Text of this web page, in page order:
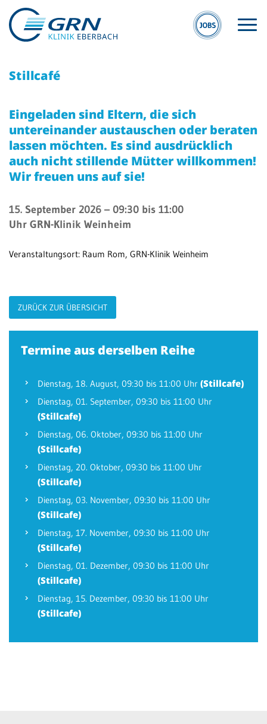
GRN
Der Verbund
Fachzentren
Medizinische
Karriere
STANDORTE
Eberbach
Schwetzingen
Sinsheim
Weinheim
Stillcafé
Eingeladen sind Eltern, die sich
untereinander austauschen oder beraten
lassen möchten. Es sind ausdrücklich
auch nicht stillende Mütter willkommen!
Wir freuen uns auf sie!
15. September 2026 – 09:30 bis 11:00
Uhr GRN-Klinik Weinheim
Veranstaltungsort: Raum Rom, GRN-Klinik Weinheim
ZURÜCK ZUR ÜBERSICHT
Termine aus derselben Reihe
Dienstag, 18. August, 09:30 bis 11:00 Uhr (Stillcafe)
Dienstag, 01. September, 09:30 bis 11:00 Uhr
(Stillcafe)
Dienstag, 06. Oktober, 09:30 bis 11:00 Uhr
(Stillcafe)
Dienstag, 20. Oktober, 09:30 bis 11:00 Uhr
(Stillcafe)
Dienstag, 03. November, 09:30 bis 11:00 Uhr
(Stillcafe)
Dienstag, 17. November, 09:30 bis 11:00 Uhr
(Stillcafe)
Dienstag, 01. Dezember, 09:30 bis 11:00 Uhr
(Stillcafe)
Dienstag, 15. Dezember, 09:30 bis 11:00 Uhr
(Stillcafe)